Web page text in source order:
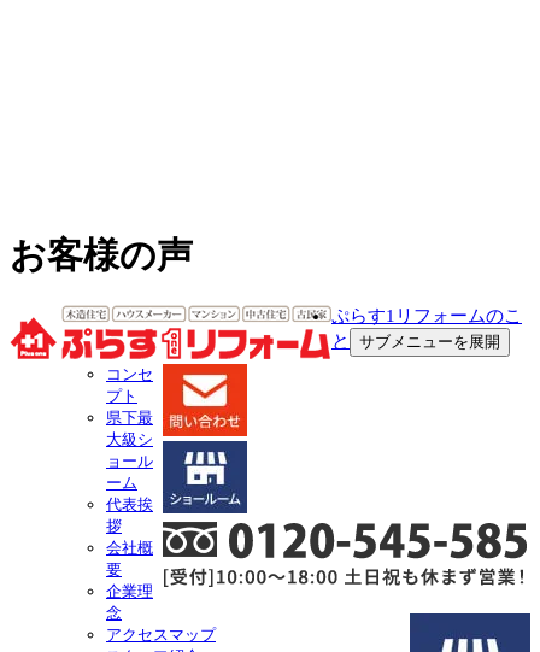
お客様の声
ぷらす1リフォームのこ
と
サブメニューを展開
コンセ
プト
県下最
大級シ
ョール
ーム
代表挨
拶
会社概
要
企業理
念
アクセスマップ